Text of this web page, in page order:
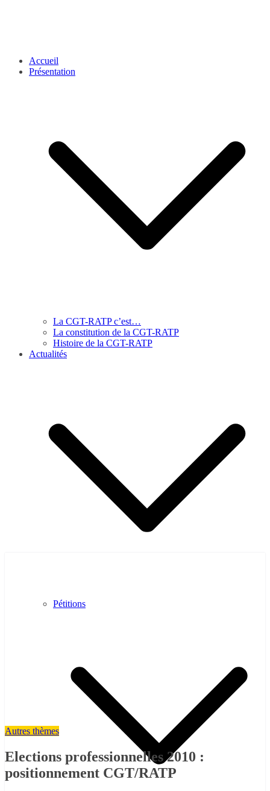
Accueil
Présentation
La CGT-RATP c’est…
La constitution de la CGT-RATP
Histoire de la CGT-RATP
Actualités
Pétitions
Autres thèmes
Elections professionnelles 2010 :
positionnement CGT/RATP